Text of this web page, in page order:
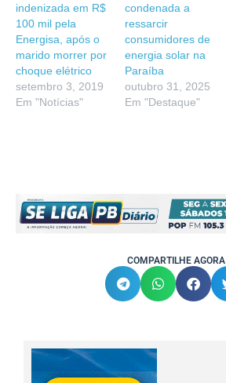
indenizada em R$
100 mil pela
Energisa, após o
marido morrer por
choque elétrico
setembro 3, 2019
Em "Notícias"
condenada a
ressarcir
consumidores de
energia solar na
Paraíba
outubro 31, 2025
Em "Destaque"
COMPARTILHE AGORA